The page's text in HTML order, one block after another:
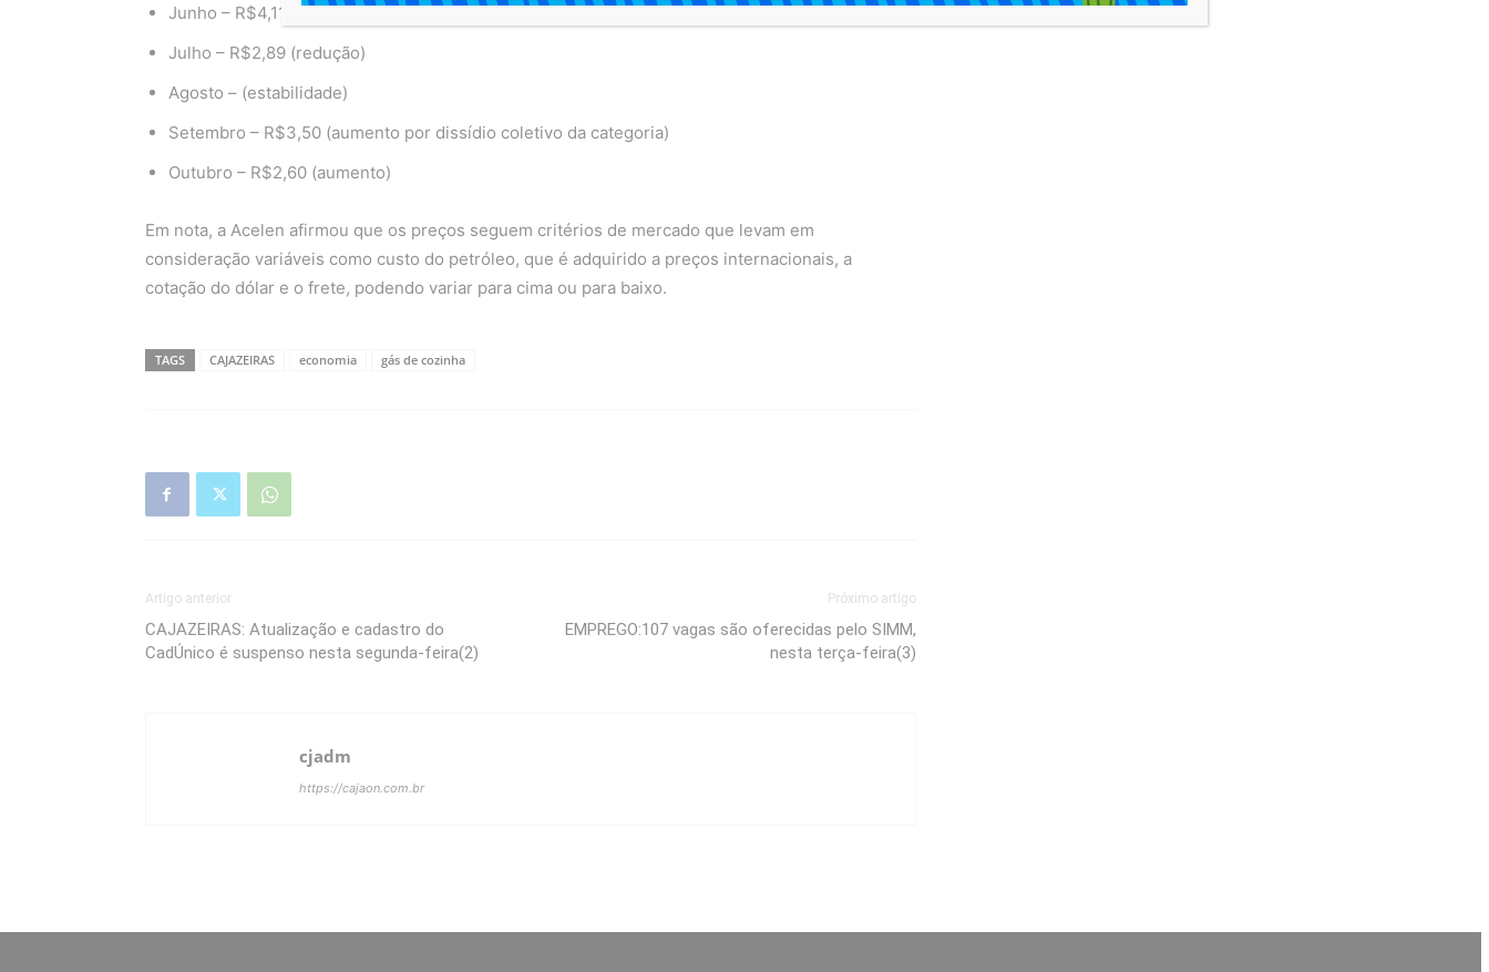
Junho – R$4,11( redução)
Julho – R$2,89 (redução)
Agosto – (estabilidade)
Setembro – R$3,50 (aumento por dissídio coletivo da categoria)
Outubro – R$2,60 (aumento)
Em nota, a Acelen afirmou que os preços seguem critérios de mercado que levam em
consideração variáveis como custo do petróleo, que é adquirido a preços internacionais, a
cotação do dólar e o frete, podendo variar para cima ou para baixo.
TAGS CAJAZEIRAS economia gás de cozinha
Artigo anterior
CAJAZEIRAS: Atualização e cadastro do
CadÚnico é suspenso nesta segunda-feira(2)
Próximo artigo
EMPREGO:107 vagas são oferecidas pelo SIMM,
nesta terça-feira(3)
cjadm
https://cajaon.com.br